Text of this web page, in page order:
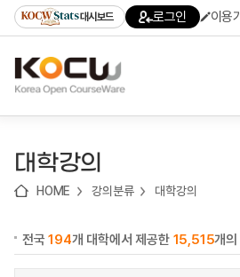
기
기
기
content)
가
대시보드 로그인 이용
대학강의
HOME 강의분류 대학강의
전국194개 대학에서 제공한 15,515개